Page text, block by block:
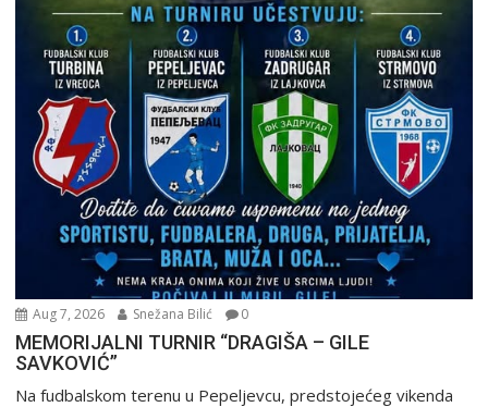
Aug 7, 2026 Snežana Bilić 0
MEMORIJALNI TURNIR “DRAGIŠA – GILE
SAVKOVIĆ”
Na fudbalskom terenu u Pepeljevcu, predstojećeg vikenda